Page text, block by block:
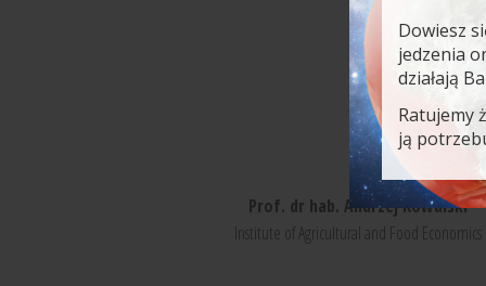
Prof. dr hab. Andrzej Kowalski
Institute of Agricultural and Food Economics
Dowiesz
jedzenia
działają
Ratujemy
ją